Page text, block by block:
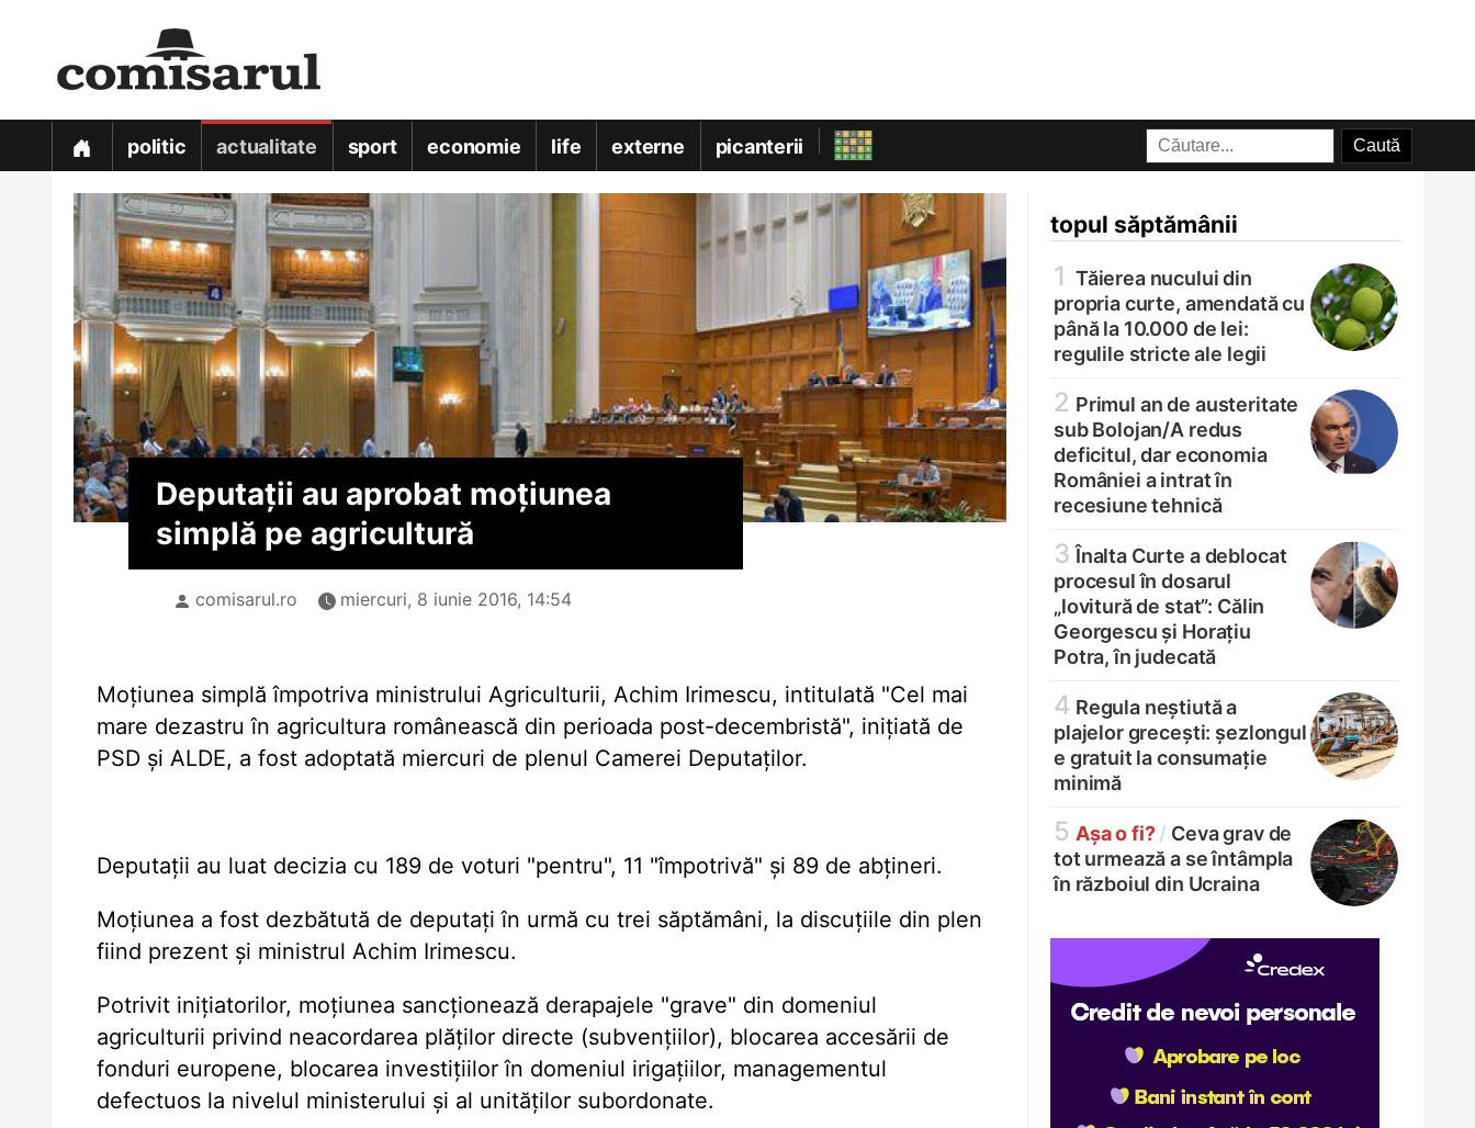
politic actualitate sport economie life externe picanterii
topul săptămânii
1 Tăierea nucului din
propria curte, amendată cu
până la 10.000 de lei:
regulile stricte ale legii
2 Primul an de austeritate
sub Bolojan/A redus
deficitul, dar economia
României a intrat în
recesiune tehnică
3 Înalta Curte a deblocat
procesul în dosarul
„lovitură de stat”: Călin
Georgescu și Horațiu
Potra, în judecată
4 Regula neștiută a
plajelor grecești: șezlongul
e gratuit la consumație
minimă
5 Așa o fi? / Ceva grav de
tot urmează a se întâmpla
în războiul din Ucraina
Deputații au aprobat moțiunea
simplă pe agricultură
comisarul.ro miercuri, 8 iunie 2016, 14:54
Moțiunea simplă împotriva ministrului Agriculturii, Achim Irimescu, intitulată "Cel mai
mare dezastru în agricultura românească din perioada post-decembristă", inițiată de
PSD și ALDE, a fost adoptată miercuri de plenul Camerei Deputaților.
Deputații au luat decizia cu 189 de voturi "pentru", 11 "împotrivă" și 89 de abțineri.
Moțiunea a fost dezbătută de deputați în urmă cu trei săptămâni, la discuțiile din plen
fiind prezent și ministrul Achim Irimescu.
Potrivit inițiatorilor, moțiunea sancționează derapajele "grave" din domeniul
agriculturii privind neacordarea plăților directe (subvențiilor), blocarea accesării de
fonduri europene, blocarea investițiilor în domeniul irigațiilor, managementul
defectuos la nivelul ministerului și al unităților subordonate.